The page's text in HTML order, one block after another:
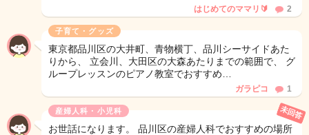
はじめてのママリ🔰 2
子育て・グッズ
東京都品川区の大井町、青物横丁、品川シーサイドあた
りから、 立会川、大田区の大森あたりまでの範囲で、 グ
ループレッスンのピアノ教室でおすすめ…
ガラピコ 1
産婦人科・小児科
お世話になります。 品川区の産婦人科でおすすめの場所
未回答